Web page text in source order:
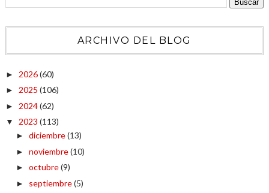
ARCHIVO DEL BLOG
► 2026(60)
► 2025 (106)
► 2024(62)
▼ 2023 (113)
► diciembre(13)
► noviembre(10)
► octubre(9)
► septiembre(5)